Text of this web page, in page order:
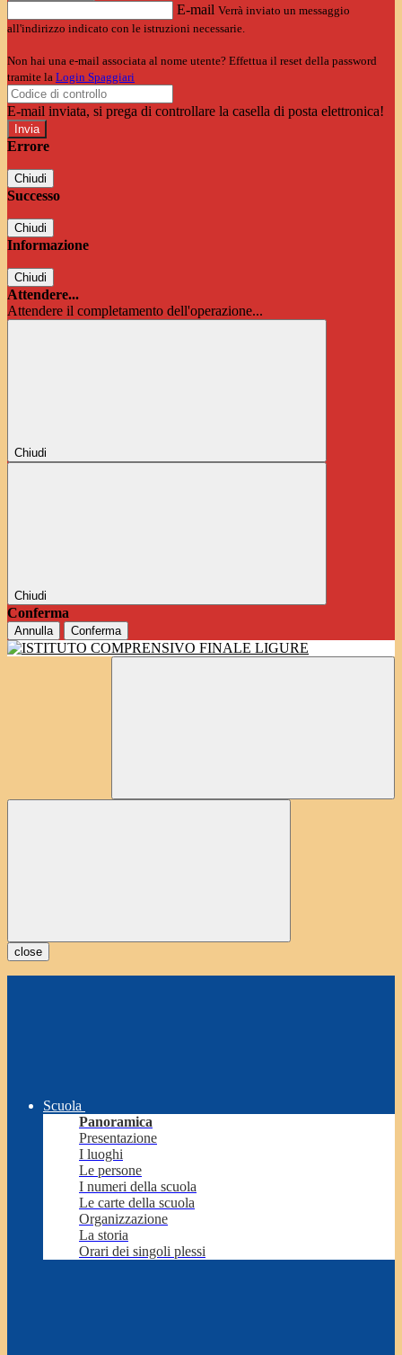
E-mail Verrà inviato un messaggio
all'indirizzo indicato con le istruzioni necessarie.
Non hai una e-mail associata al nome utente? Effettua il reset della password
tramite la Login Spaggiari
E-mail inviata, si prega di controllare la casella di posta elettronica!
Errore
Chiudi
Successo
Chiudi
Informazione
Chiudi
Attendere...
Attendere il completamento dell'operazione...
Chiudi
Chiudi
Conferma
Annulla Conferma
close
Scuola
Panoramica
Presentazione
I luoghi
Le persone
I numeri della scuola
Le carte della scuola
Organizzazione
La storia
Orari dei singoli plessi